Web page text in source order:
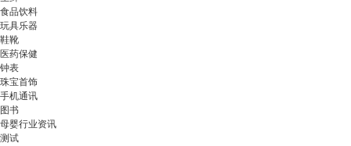
食品饮料
玩具乐器
鞋靴
医药保健
钟表
珠宝首饰
手机通讯
图书
母婴行业资讯
测试